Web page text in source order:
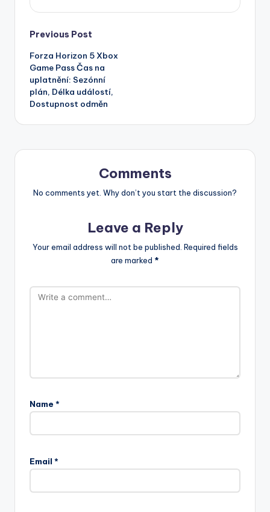
Post
navigation
Previous Post
Forza Horizon 5 Xbox
Game Pass Čas na
uplatnění: Sezónní
plán, Délka událostí,
Dostupnost odměn
Comments
No comments yet. Why don’t you start the discussion?
Leave a Reply
Your email address will not be published. Required fields
are marked *
Name *
Email *